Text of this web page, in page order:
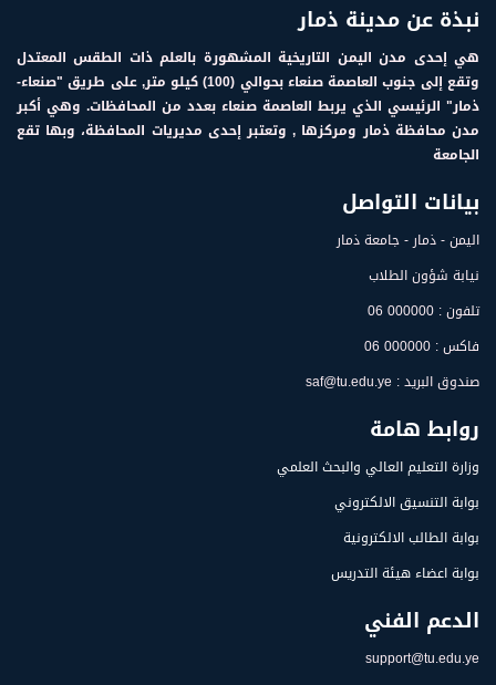
نبذة عن مدينة ذمار
هي إحدى مدن اليمن التاريخية المشهورة بالعلم ذات الطقس المعتدل
وتقع إلى جنوب العاصمة صنعاء بحوالي (100) كيلو متر, على طريق "صنعاء-
ذمار" الرئيسي الذي يربط العاصمة صنعاء بعدد من المحافظات. وهي أكبر
مدن محافظة ذمار ومركزها , وتعتبر إحدى مديريات المحافظة، وبها تقع
الجامعة
بيانات التواصل
اليمن - ذمار - جامعة ذمار
نيابة شؤون الطلاب
تلفون : 000000 06
فاكس : 000000 06
صندوق البريد : saf@tu.edu.ye
روابط هامة
وزارة التعليم العالي والبحث العلمي
بوابة التنسيق الالكتروني
بوابة الطالب الالكترونية
بوابة اعضاء هيئة التدريس
الدعم الفني
support@tu.edu.ye